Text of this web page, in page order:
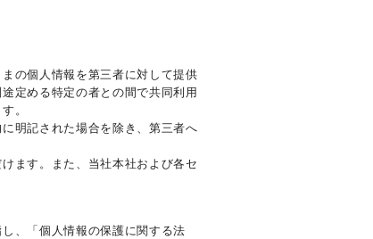
の個人情報を第三者に対して提供
定める特定の者との間で共同利用
。
明記された場合を除き、第三者へ
ます。また、当社本社および各セ
、「個人情報の保護に関する法